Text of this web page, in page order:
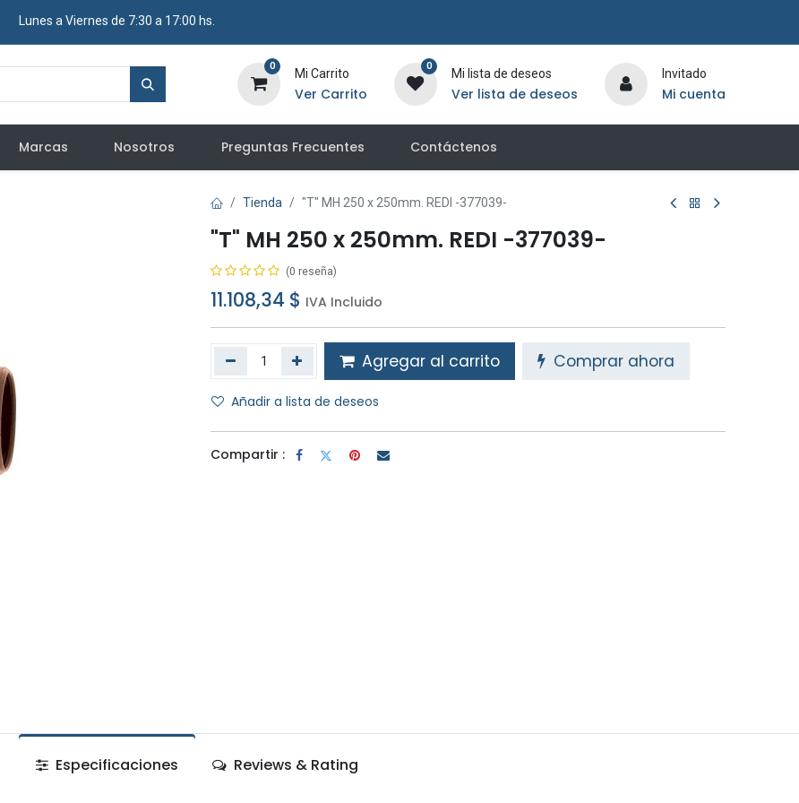
​ Lunes a Viernes de 7:30 a 17:00 hs.
0
Mi Carrito
Ver Carrito
0
Mi lista de deseos
Ver lista de deseos
Invitado
Mi cuenta
Marcas Nosotros Preguntas Frecuentes Contáctenos
Tienda "T" MH 250 x 250mm. REDI -377039-
"T" MH 250 x 250mm. REDI -377039-
(0 reseña)
11.108,34 $ IVA Incluido
Agregar al carrito Comprar ahora
Añadir a lista de deseos
Compartir :
Especificaciones Reviews & Rating